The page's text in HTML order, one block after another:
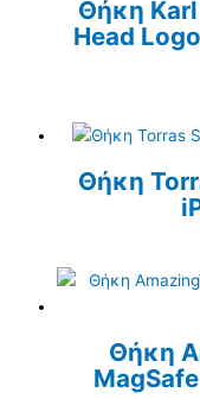
Θήκη
Head
Θήκη
Θήκη